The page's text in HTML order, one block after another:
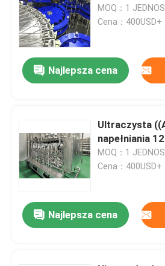
MOQ：1
Cena：400USD+
Najlepsza cena
Ultraczysta
napełniania
MOQ：1
Cena：400USD+
Najlepsza cena